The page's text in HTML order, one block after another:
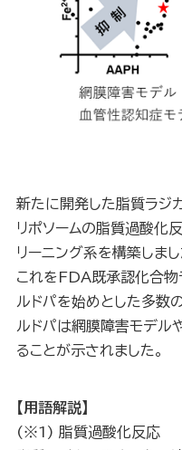
新たに開発した脂質ラジ
リポソームの脂質過酸化
リーニング系を構築しまし
これをFDA既承認化合物
ルドパを始めとした多数
ルドパは網膜障害モデル
ることが示されました。
【用語解説】
(※1) 脂質過酸化反応